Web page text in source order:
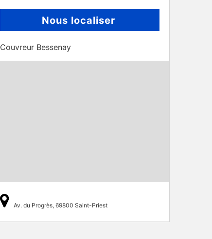
Nous localiser
Couvreur Bessenay
Av. du Progrès, 69800 Saint-Priest